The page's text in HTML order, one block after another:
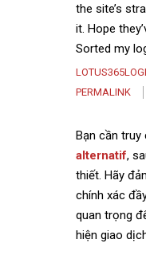
the site’s
it. Hope
Sorted my
PERMALINK
Bạn cần truy
alternatif,
thiết. Hãy
chính xác
quan trọng
hiện giao